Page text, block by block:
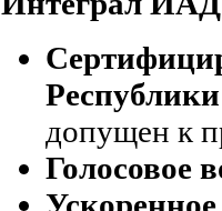
допущен к
Голосовое